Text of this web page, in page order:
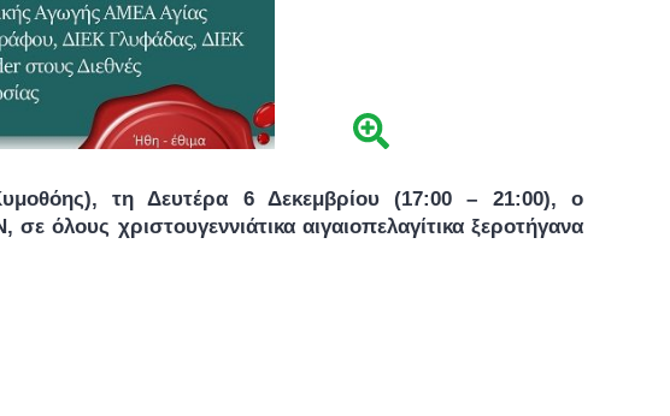
τη Δευτέρα 6 Δεκεμβρίου (17:00 – 21:00), ο
χριστουγεννιάτικα αιγαιοπελαγίτικα ξεροτήγανα